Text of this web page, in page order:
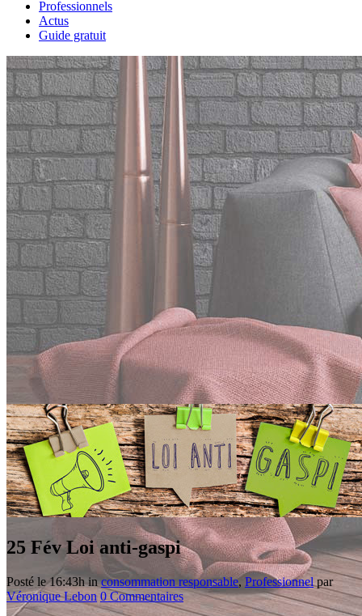
Professionnels
Actus
Guide gratuit
25 FévLoi anti-gaspi
Posté le 16:43hinconsommation responsable, Professionnel par
Véronique Lebon 0 Commentaires